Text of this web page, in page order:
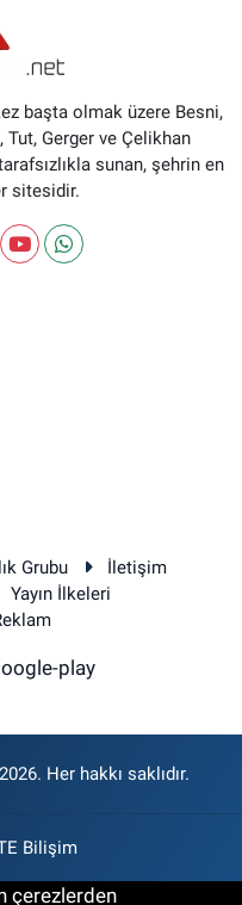
başta olmak üzere Besni,
Tut, Gerger ve Çelikhan
sunan, şehrin en
sitesidir.
Grubu
İletişim
Yayın İlkeleri
Her hakkı saklıdır.
Bilişim
çerezlerden